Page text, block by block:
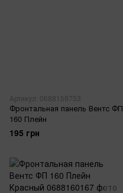
Артикул: 0688159753
Фронтальная панель Вентс ФП
160 Плейн
195 грн